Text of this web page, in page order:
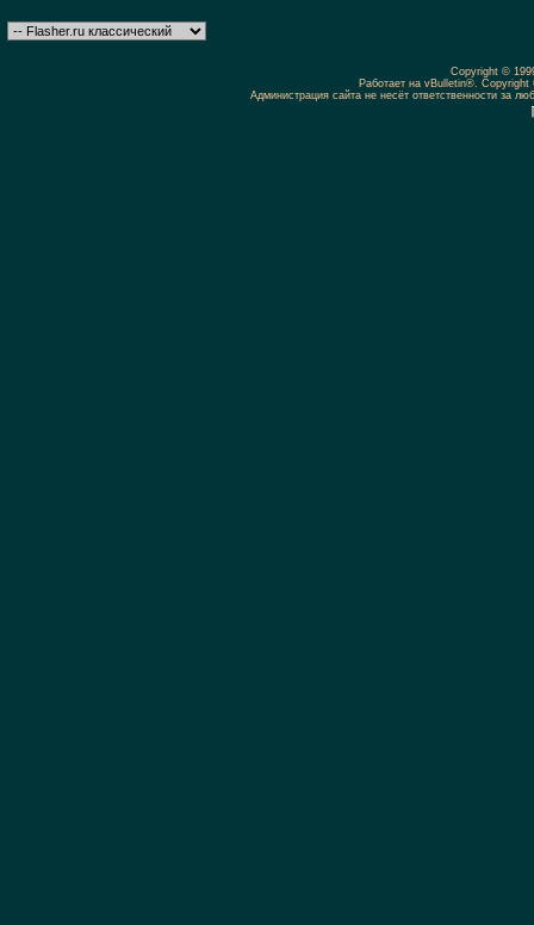
Copyright ©
Работает на vBulletin®.
Администрация сайта не несёт ответственности за